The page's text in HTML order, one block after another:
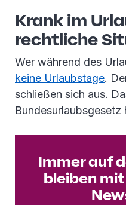
Krank im
rechtliche
Wer während des
keine Urlaubstage.
schließen sich aus.
Bundesurlaubsgesetz
Immer auf
bleiben mit